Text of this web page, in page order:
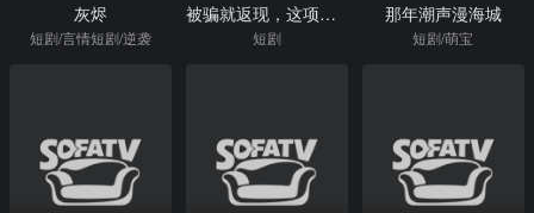
灰烬
短剧/言情短剧/逆袭
被骗就返现，这项目我投了
短剧
那年潮声漫海城
短剧/萌宝